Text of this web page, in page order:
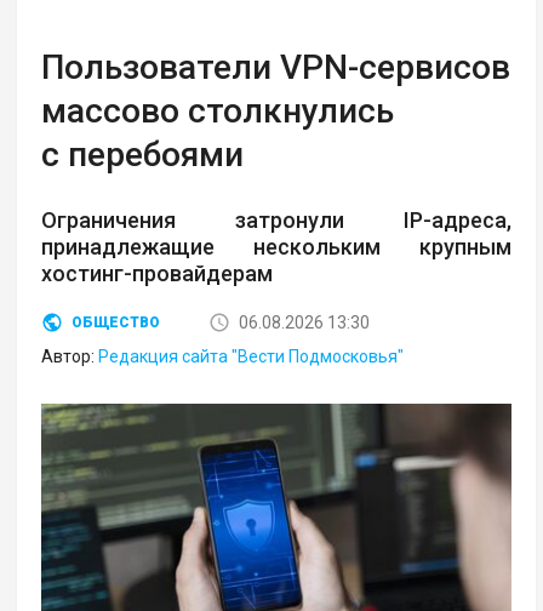
Пользователи VPN-сервисов
массово столкнулись
с перебоями
Ограничения затронули IP-адреса,
принадлежащие нескольким крупным
хостинг-провайдерам
ОБЩЕСТВО
06.08.2026 13:30
Автор: Редакция сайта "Вести Подмосковья"